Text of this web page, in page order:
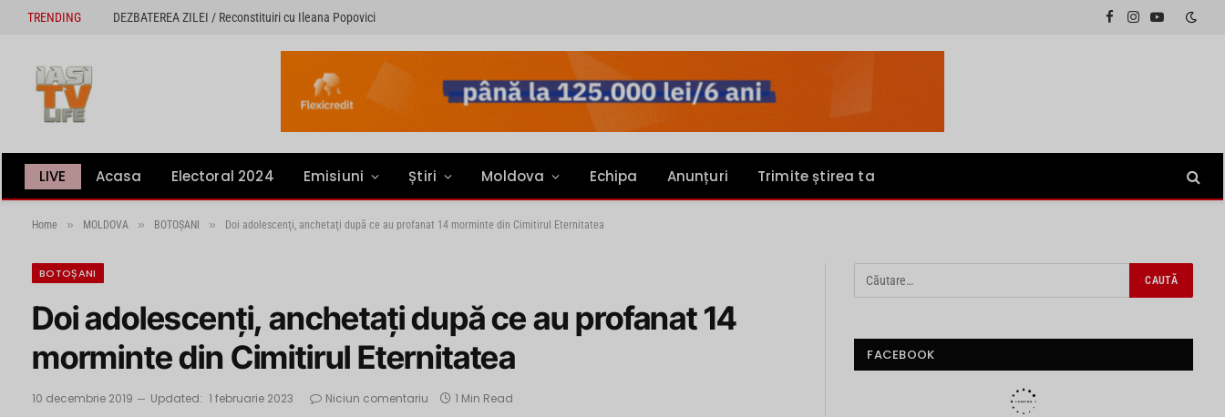
TRENDING DEZBATEREA ZILEI / Reconstituiri cu Ileana Popovici
Facebook
InstagramYouTube
LIVE Acasa Electoral 2024 Emisiuni Știri Moldova Echipa Anunțuri Trimite știrea ta
Home » MOLDOVA » BOTOȘANI » Doi adolescenţi, anchetaţi după ce au profanat 14 morminte din Cimitirul Eternitatea
BOTOȘANI
Doi adolescenţi, anchetaţi după ce au profanat 14
morminte din Cimitirul Eternitatea
10 decembrie 2019 Updated: 1 februarie 2023 Niciun comentariu 1 Min Read
FACEBOOK